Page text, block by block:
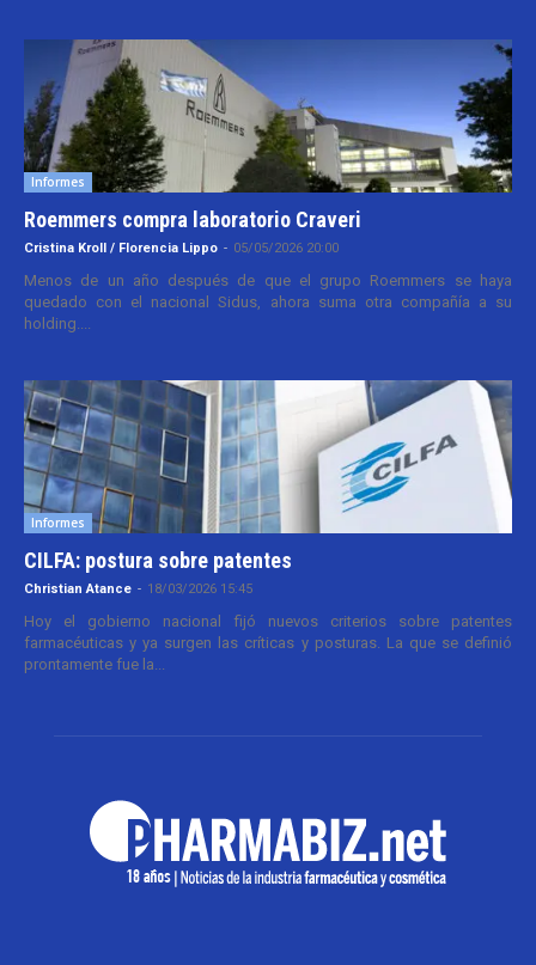
Informes
Roemmers compra laboratorio Craveri
Cristina Kroll / Florencia Lippo - 05/05/2026 20:00
Menos de un año después de que el grupo Roemmers se haya
quedado con el nacional Sidus, ahora suma otra compañía a su
holding....
Informes
CILFA: postura sobre patentes
Christian Atance - 18/03/2026 15:45
Hoy el gobierno nacional fijó nuevos criterios sobre patentes
farmacéuticas y ya surgen las críticas y posturas. La que se definió
prontamente fue la...